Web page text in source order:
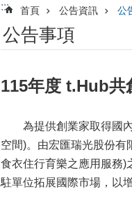
::: 首頁 公告資訊 公
公告事項
115年度 t.Hub共
為提供創業家取得國內
空間)。由宏匯瑞光股份有
食衣住行育樂之應用服務)
駐單位拓展國際市場，以